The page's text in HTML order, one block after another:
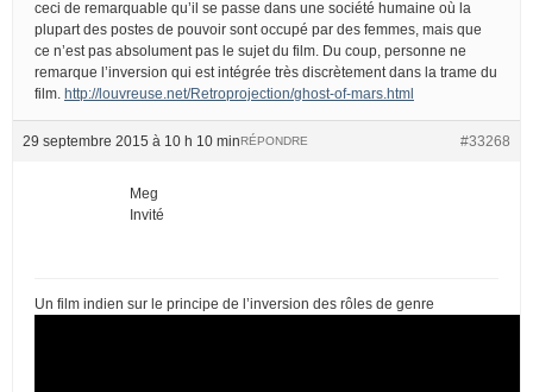
ceci de remarquable qu’il se passe dans une société humaine où la
plupart des postes de pouvoir sont occupé par des femmes, mais que
ce n’est pas absolument pas le sujet du film. Du coup, personne ne
remarque l’inversion qui est intégrée très discrètement dans la trame du
film. http://louvreuse.net/Retroprojection/ghost-of-mars.html
29 septembre 2015 à 10 h 10 min #33268
RÉPONDRE
Meg
Invité
Un film indien sur le principe de l’inversion des rôles de genre